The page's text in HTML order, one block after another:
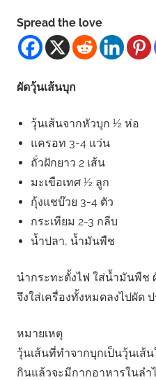
Spread the love
ผัดวุ้นเส้นบุก
วุ้นเส้นจากหัวบุก ½ ห่อ
แครอท 3-4 แว่น
ถั่วฝักยาว 2 เส้น
มะเขือเทศ ½ ลูก
กุ้งแชบ๊วย 3-4 ตัว
กระเทียม 2-3 กลีบ
น้ำปลา, น้ำมันพืช
นำกระทะตั้งไฟ ใส่น้ำมันพืช
จึงใส่เครื่องทั้งหมดลงไปผัด
หมายเหตุ
วุ้นเส้นที่ทำจากบุกเป็นวุ้นเส้
กินแล้วจะมีกากอาหารในล